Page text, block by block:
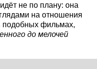
не по плану: она
на отношения
подобных фильмах,
до мелочей